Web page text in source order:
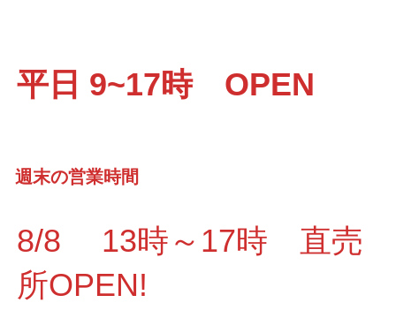
平日 9~17時 OPEN
週末の営業時間
8/8 13時～17時 直売
所OPEN!